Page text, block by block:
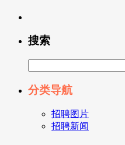
搜索
分类导航
招聘图片
招聘新闻